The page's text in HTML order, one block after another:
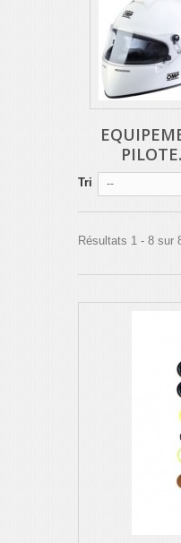
Tri --
Résultats 1 - 8 sur